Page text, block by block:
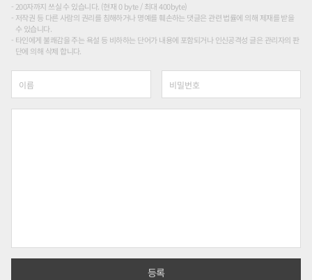
200자까지 쓰실 수 있습니다. (현재 0 byte / 최대 400byte)
저작권 등 다른 사람의 권리를 침해하거나 명예를 훼손하는 댓글은 관련 법률에 의해 제재를 받을
수 있습니다.
타인에게 불쾌감을 주는 욕설 등 비하하는 단어가 내용에 포함되거나 인신공격성 글은 관리자의 판
단에 의해 삭제 합니다.